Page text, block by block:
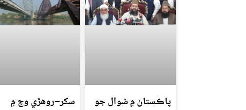
پاڪستان ۾ شوال جو
سکر–روهڙي وچ ۾